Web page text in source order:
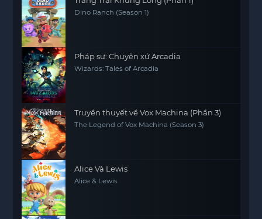
Dino Ranch (Season 1)
Pháp sư: Chuyện xứ Arcadia
Wizards: Tales of Arcadia
Truyền thuyết về Vox Machina (Phần 3)
The Legend of Vox Machina (Season 3)
Alice Và Lewis
Alice & Lewis